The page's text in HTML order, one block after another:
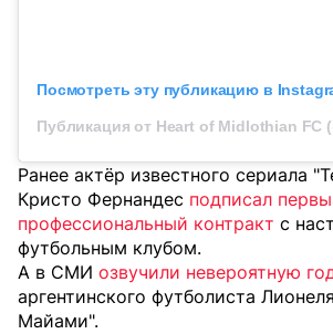
Посмотреть эту публикацию в
Ранее актёр известного сериала
Кристо Фернандес подписал
профессиональный контракт с
футбольным клубом.
А в СМИ озвучили невероятную
аргентинского футболиста
Майами".